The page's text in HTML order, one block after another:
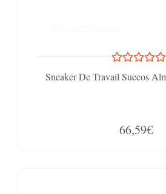
Sneaker De Travail Suecos
66,59€